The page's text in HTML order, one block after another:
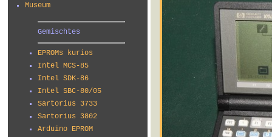
Museum
Gemischtes
EPROMs kurios
Intel MCS-85
Intel SDK-86
Intel SBC-80/05
Sartorius 3733
Sartorius 3802
Arduino EPROM